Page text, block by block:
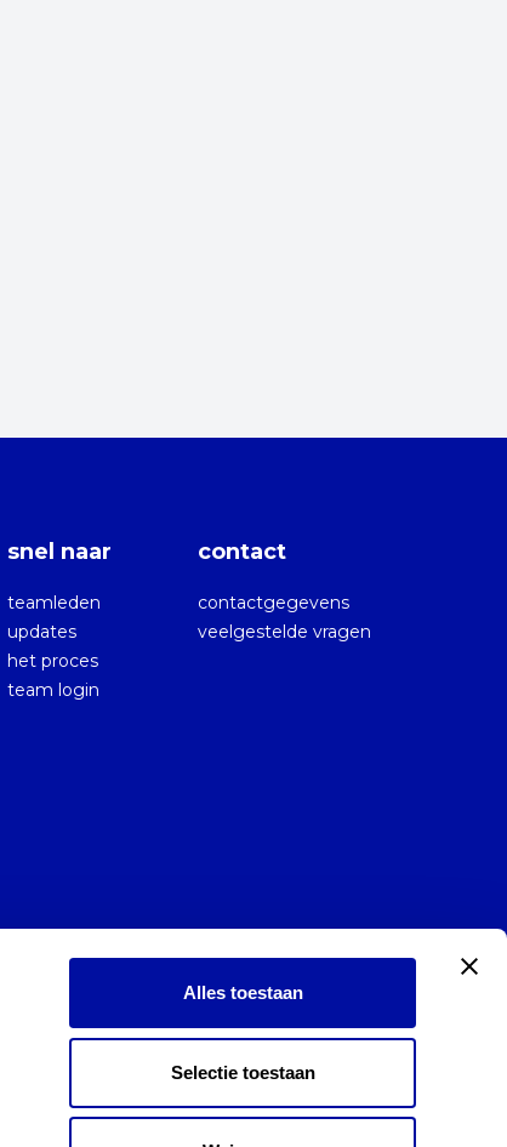
Alles toestaan
Selectie toestaan
snel naar
teamleden
updates
het proces
team login
contact
contactgegevens
veelgestelde vragen